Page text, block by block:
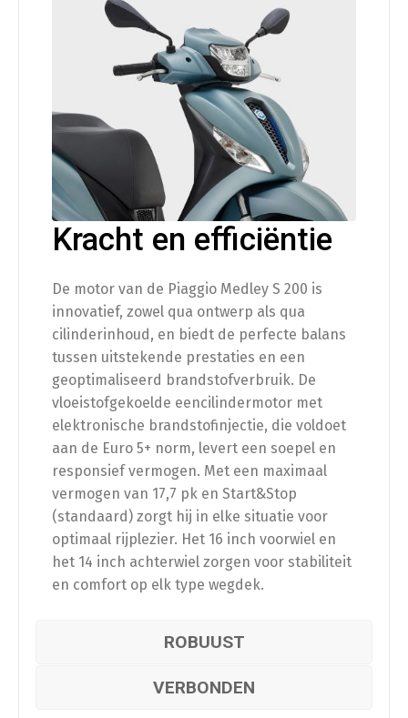
Kracht en efficiëntie
De motor van de Piaggio Medley S 200 is
innovatief, zowel qua ontwerp als qua
cilinderinhoud, en biedt de perfecte balans
tussen uitstekende prestaties en een
geoptimaliseerd brandstofverbruik. De
vloeistofgekoelde eencilindermotor met
elektronische brandstofinjectie, die voldoet
aan de Euro 5+ norm, levert een soepel en
responsief vermogen. Met een maximaal
vermogen van 17,7 pk en Start&Stop
(standaard) zorgt hij in elke situatie voor
optimaal rijplezier. Het 16 inch voorwiel en
het 14 inch achterwiel zorgen voor stabiliteit
en comfort op elk type wegdek.
ROBUUST
VERBONDEN